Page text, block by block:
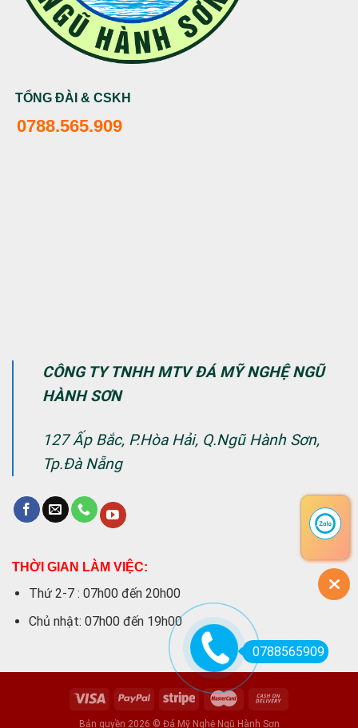
TỔNG ĐÀI & CSKH
0788.565.909
CÔNG TY TNHH MTV ĐÁ MỸ NGHỆ NGŨ
HÀNH SƠN
127 Ấp Bắc, P.Hòa Hải, Q.Ngũ Hành Sơn,
Tp.Đà Nẵng
THỜI GIAN LÀM VIỆC:
Thứ 2-7 : 07h00 đến 20h00
Chủ nhật: 07h00 đến 19h00
Bản quyền 2026 © Đá Mỹ Nghệ Ngũ Hành Sơn
0788565909